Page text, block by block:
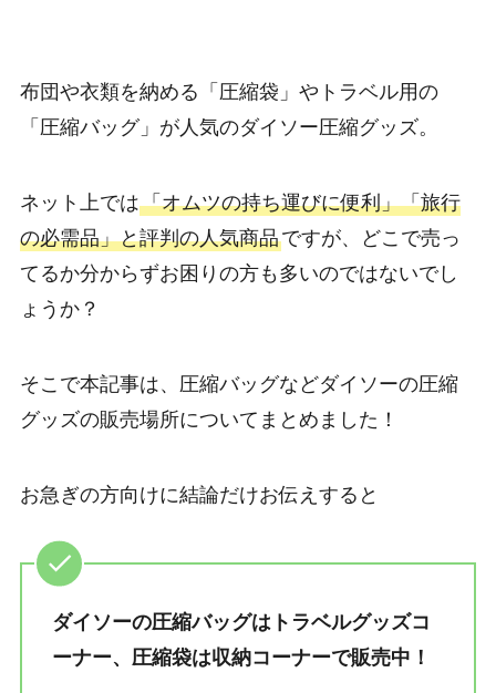
布団や衣類を納める「圧縮袋」やトラベル用の
「圧縮バッグ」が人気のダイソー圧縮グッズ。
ネット上では「オムツの持ち運びに便利」「旅行
の必需品」と評判の人気商品ですが、どこで売っ
てるか分からずお困りの方も多いのではないでし
ょうか？
そこで本記事は、圧縮バッグなどダイソーの圧縮
グッズの販売場所についてまとめました！
お急ぎの方向けに結論だけお伝えすると
ダイソーの圧縮バッグはトラベルグッズコ
ーナー、圧縮袋は収納コーナーで販売中！